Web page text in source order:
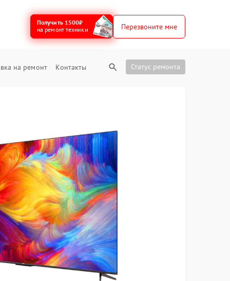
Получить 1500₽
на ремонт техники
Перезвоните мне
на ремонт Контакты Статус ремонта